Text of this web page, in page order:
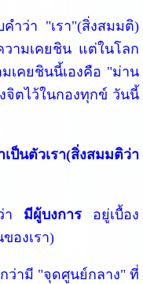
ำว่า "เรา"(สิ่งสมมติ)
ามเคยชิน แต่ในโลก
เคยชินนี้เองคือ "ม่าน
จิตไว้ในกองทุกข์ วันนี้
นตัวเรา(สิ่งสมมติว่า
า มีผู้บงการ อยู่เบื้อง
องเรา)
ว่ามี "จุดศูนย์กลาง" ที่